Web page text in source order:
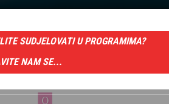
SUDJELOVATI U PROGRAMIMA?
NAM SE...